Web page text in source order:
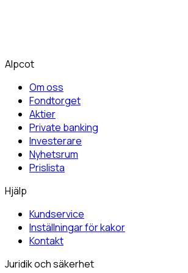
Alpcot
Om oss
Fondtorget
Aktier
Private banking
Investerare
Nyhetsrum
Prislista
Hjälp
Kundservice
Inställningar för kakor
Kontakt
Juridik och säkerhet